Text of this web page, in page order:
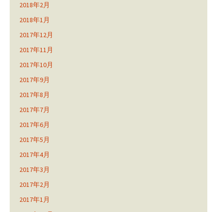
2018年2月
2018年1月
2017年12月
2017年11月
2017年10月
2017年9月
2017年8月
2017年7月
2017年6月
2017年5月
2017年4月
2017年3月
2017年2月
2017年1月